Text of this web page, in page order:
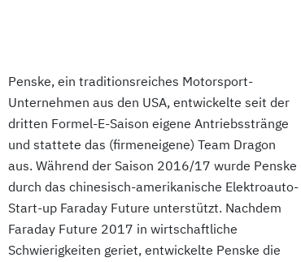
Penske, ein traditionsreiches Motorsport-
Unternehmen aus den USA, entwickelte seit der
dritten Formel-E-Saison eigene Antriebsstränge
und stattete das (firmeneigene) Team Dragon
aus. Während der Saison 2016/17 wurde Penske
durch das chinesisch-amerikanische Elektroauto-
Start-up Faraday Future unterstützt. Nachdem
Faraday Future 2017 in wirtschaftliche
Schwierigkeiten geriet, entwickelte Penske die